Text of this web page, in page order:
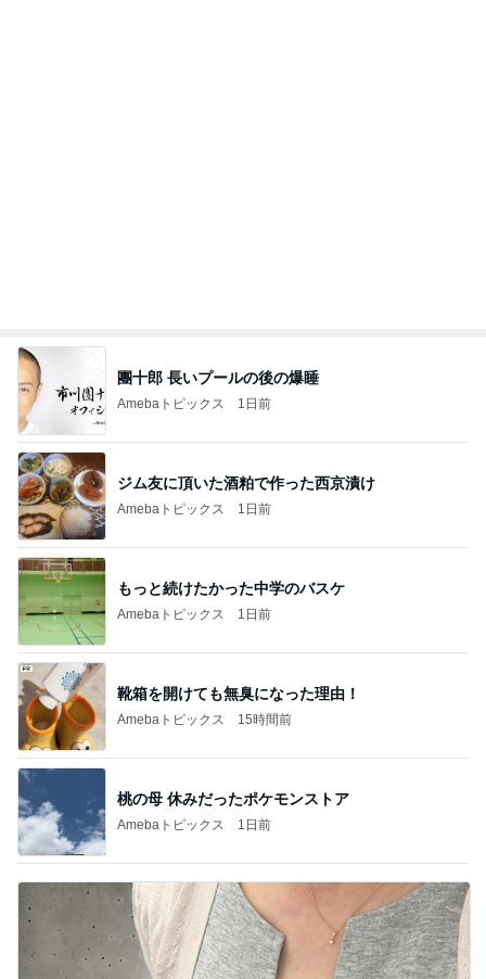
團十郎 長いプールの後の爆睡
Amebaトピックス 1日前
ジム友に頂いた酒粕で作った西京漬け
Amebaトピックス 1日前
もっと続けたかった中学のバスケ
Amebaトピックス 1日前
靴箱を開けても無臭になった理由！
Amebaトピックス 15時間前
桃の母 休みだったポケモンストア
Amebaトピックス 1日前